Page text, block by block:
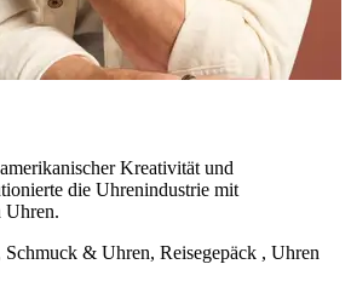
Kreativität und
die Uhrenindustrie mit
Uhren.
Schmuck & Uhren, Reisegepäck , Uhren